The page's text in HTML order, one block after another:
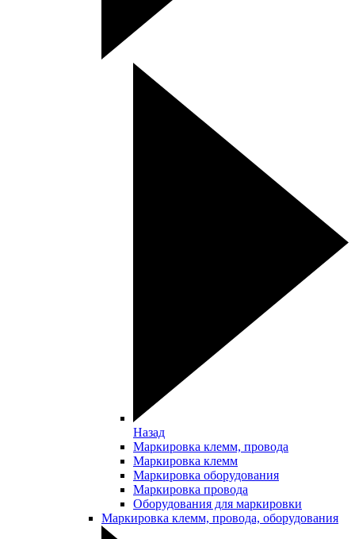
Назад
Маркировка клемм, провода
Маркировка клемм
Маркировка оборудования
Маркировка провода
Оборудования для маркировки
Маркировка клемм, провода, оборудования